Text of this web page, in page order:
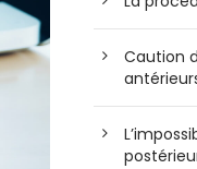
Caution